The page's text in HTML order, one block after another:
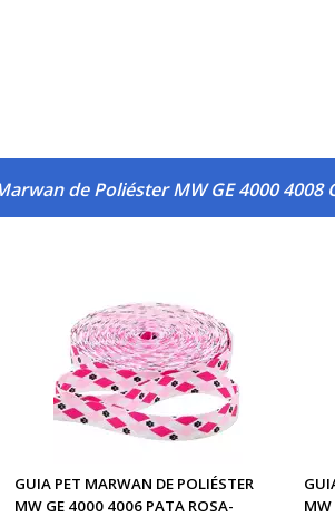
de Poliéster MW GE 4000 4008
GUIA PET MARWAN DE POLIÉSTER
MW GE 4000 4006 PATA ROSA-
MW